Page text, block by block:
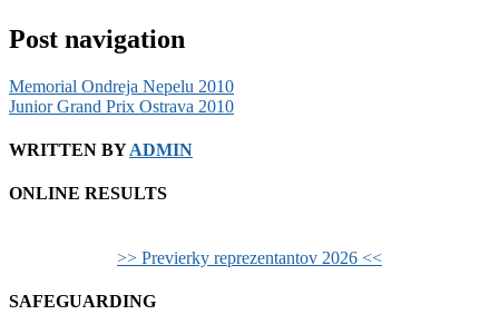
Post navigation
Memorial Ondreja Nepelu 2010
Junior Grand Prix Ostrava 2010
WRITTEN BYADMIN
ONLINE RESULTS
>> Previerky reprezentantov 2026 <<
SAFEGUARDING